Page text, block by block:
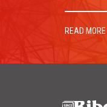
READ MORE